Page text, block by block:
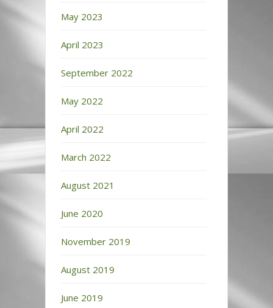
May 2023
April 2023
September 2022
May 2022
April 2022
March 2022
August 2021
June 2020
November 2019
August 2019
June 2019